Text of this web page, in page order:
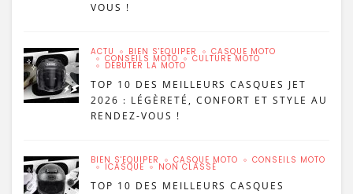
VOUS !
ACTU BIEN S'ÉQUIPER CASQUE MOTO
CONSEILS MOTO CULTURE MOTO
DÉBUTER LA MOTO
TOP 10 DES MEILLEURS CASQUES JET
2026 : LÉGÈRETÉ, CONFORT ET STYLE AU
RENDEZ-VOUS !
BIEN S'ÉQUIPER CASQUE MOTO CONSEILS MOTO
ICASQUE NON CLASSÉ
TOP 10 DES MEILLEURS CASQUES